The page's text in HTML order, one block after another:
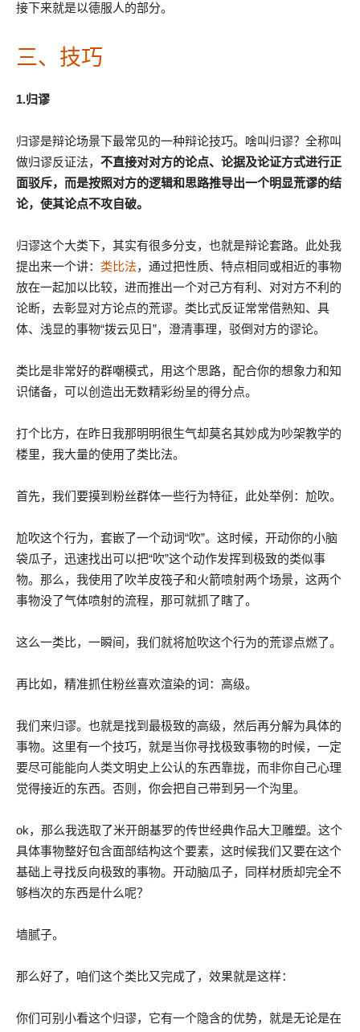
接下来就是以德服人的部分。
三、技巧
1.归谬
归谬是辩论场景下最常见的一种辩论技巧。啥叫归谬？全称叫
做归谬反证法， 不直接对对方的论点、论据及论证方式进行正
面驳斥，而是按照对方的逻辑和思路推导出一个明显荒谬的结
论，使其论点不攻自破。
归谬这个大类下，其实有很多分支，也就是辩论套路。此处我
提出来一个讲： 类比法，通过把性质、特点相同或相近的事物
放在一起加以比较，进而推出一个对己方有利、对对方不利的
论断，去彰显对方论点的荒谬。类比式反证常常借熟知、具
体、浅显的事物“拨云见日”，澄清事理，驳倒对方的谬论。
类比是非常好的群嘲模式，用这个思路，配合你的想象力和知
识储备，可以创造出无数精彩纷呈的得分点。
打个比方，在昨日我那明明很生气却莫名其妙成为吵架教学的
楼里，我大量的使用了类比法。
首先，我们要摸到粉丝群体一些行为特征，此处举例：尬吹。
尬吹这个行为，套嵌了一个动词“吹”。这时候，开动你的小脑
袋瓜子，迅速找出可以把“吹”这个动作发挥到极致的类似事
物。那么，我使用了吹羊皮筏子和火箭喷射两个场景，这两个
事物没了气体喷射的流程，那可就抓了瞎了。
这么一类比，一瞬间，我们就将尬吹这个行为的荒谬点燃了。
再比如，精准抓住粉丝喜欢渲染的词：高级。
我们来归谬。也就是找到最极致的高级，然后再分解为具体的
事物。这里有一个技巧，就是当你寻找极致事物的时候，一定
要尽可能能向人类文明史上公认的东西靠拢，而非你自己心理
觉得接近的东西。否则，你会把自己带到另一个沟里。
ok，那么我选取了米开朗基罗的传世经典作品大卫雕塑。这个
具体事物整好包含面部结构这个要素，这时候我们又要在这个
基础上寻找反向极致的事物。开动脑瓜子，同样材质却完全不
够档次的东西是什么呢？
墙腻子。
那么好了，咱们这个类比又完成了，效果就是这样：
你们可别小看这个归谬，它有一个隐含的优势，就是无论是在